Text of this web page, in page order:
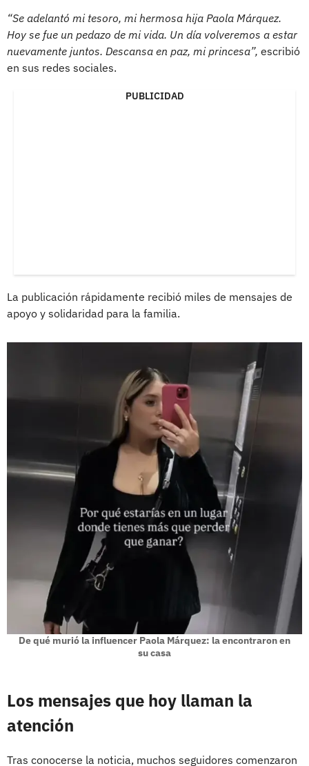
“Se adelantó mi tesoro, mi hermosa hija Paola Márquez.
Hoy se fue un pedazo de mi vida. Un día volveremos a estar
nuevamente juntos. Descansa en paz, mi princesa”, escribió
en sus redes sociales.
PUBLICIDAD
La publicación rápidamente recibió miles de mensajes de
apoyo y solidaridad para la familia.
De qué murió la influencer Paola Márquez: la encontraron en
su casa
Los mensajes que hoy llaman la
atención
Tras conocerse la noticia, muchos seguidores comenzaron